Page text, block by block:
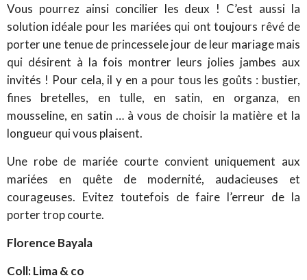
Vous pourrez ainsi concilier les deux ! C’est aussi la
solution idéale pour les mariées qui ont toujours rêvé de
porterune tenue de princessele jour de leur mariage mais
qui désirent à la fois montrer leurs jolies jambes aux
invités ! Pour cela, il y en a pour tous les goûts : bustier,
fines bretelles, en tulle, en satin, en organza, en
mousseline, en satin … à vous de choisir la matière et la
longueur qui vous plaisent.
Une robe de mariée courte convient uniquement aux
mariées en quête de modernité, audacieuses et
courageuses. Evitez toutefois de faire l’erreur de la
porter trop courte.
Florence Bayala
Coll: Lima & co